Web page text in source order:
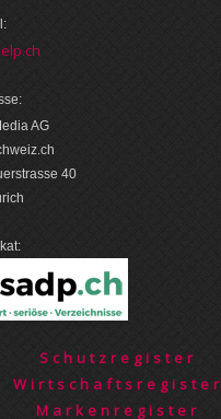
AG
40
Schutzregister
Wirtschaftsregister
Markenregister